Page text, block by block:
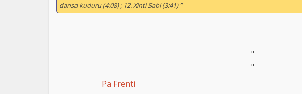
dansa kuduru (4:08) ; 12. Xinti Sabi (3:41) ”
"
"
Pa Frenti